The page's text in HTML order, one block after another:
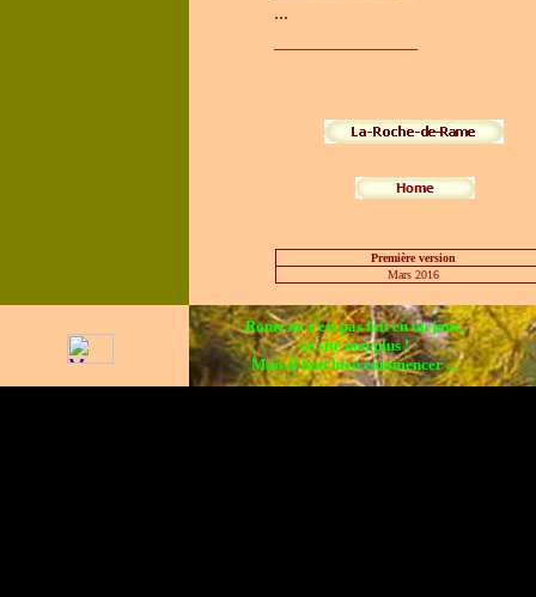
...
Première version
Mars 2016
Rome ne s'est pas fait en un jour,
ce site non plus !
Mais il faut bien commencer ...